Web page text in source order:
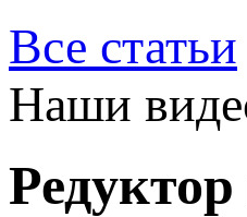
Все статьи
Наши